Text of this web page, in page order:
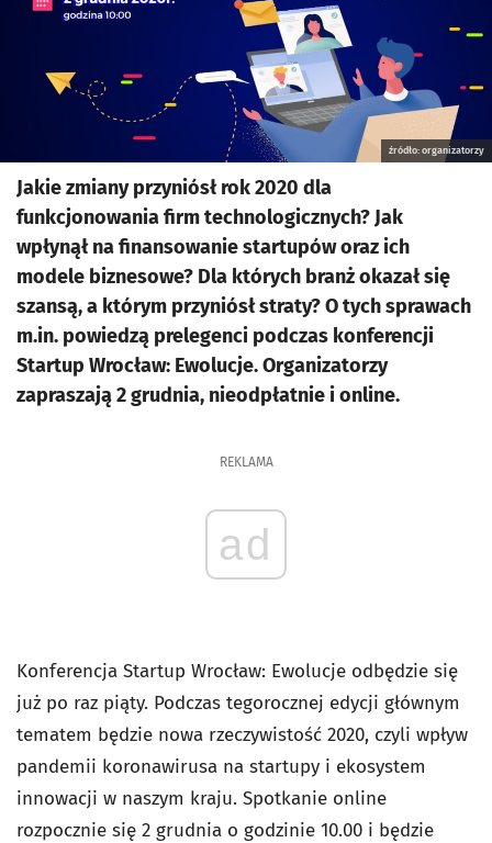
źródło: organizatorzy
Jakie zmiany przyniósł rok 2020 dla
funkcjonowania firm technologicznych? Jak
wpłynął na finansowanie startupów oraz ich
modele biznesowe? Dla których branż okazał się
szansą, a którym przyniósł straty? O tych sprawach
m.in. powiedzą prelegenci podczas konferencji
Startup Wrocław: Ewolucje. Organizatorzy
zapraszają 2 grudnia, nieodpłatnie i online.
REKLAMA
ad
Konferencja Startup Wrocław: Ewolucje odbędzie się
już po raz piąty. Podczas tegorocznej edycji głównym
tematem będzie nowa rzeczywistość 2020, czyli wpływ
pandemii koronawirusa na startupy i ekosystem
innowacji w naszym kraju. Spotkanie online
rozpocznie się 2 grudnia o godzinie 10.00 i będzie